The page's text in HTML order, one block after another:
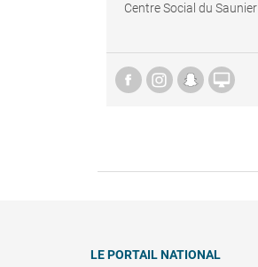
Centre Social du Saunier

LE PORTAIL NATIONAL